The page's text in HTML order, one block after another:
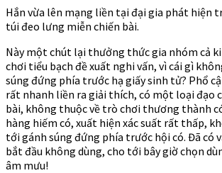
Hắn vừa lên mạng liền tại đại gia phát hiện
túi đeo lưng miễn chiến bài.
Này một chút lại thưởng thức gia nhóm cả
chơi tiểu bạch đề xuất nghi vấn, vì cái gì
súng đứng phía trước hạ giấy sinh tử? Phổ
rất nhanh liền ra giải thích, có một loại đạo
bài, không thuộc về trò chơi thương thành
hàng hiếm có, xuất hiện xác suất rất thấp,
tới gánh súng đứng phía trước hội có. Đã có
bắt đầu không dùng, cho tới bây giờ chọn
âm mưu!